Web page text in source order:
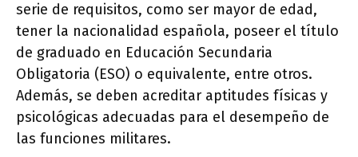
serie de requisitos, como ser mayor de edad,
tener la nacionalidad española, poseer el título
de graduado en Educación Secundaria
Obligatoria (ESO) o equivalente, entre otros.
Además, se deben acreditar aptitudes físicas y
psicológicas adecuadas para el desempeño de
las funciones militares.